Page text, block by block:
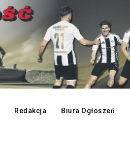
Redakcja Biura Ogłoszeń